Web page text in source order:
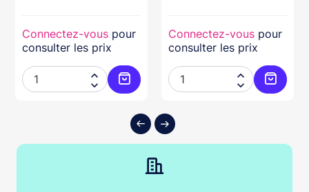
au panier
Connectez-vous pour
consulter les prix


Ajouter au panier
Connectez-vous pour
consulter les prix

